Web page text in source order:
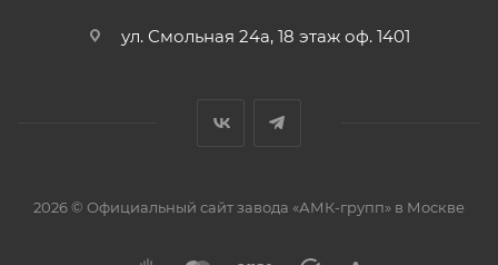
ул. Смольная 24а, 18 этаж оф. 1401
2026 © Официальный сайт завода «АМК-групп» в Москве